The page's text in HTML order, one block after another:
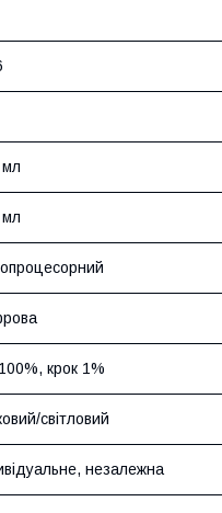
крок 1%
світловий
незалежна